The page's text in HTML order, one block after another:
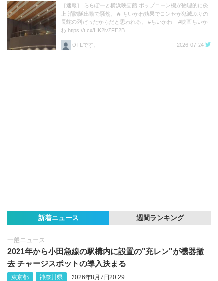
［速報］ ららぽーと横浜映画館 ポップコーン機が物理的に炎
上 消防隊出動で騒然。🔥 ちいかわ効果でコンセが鬼滅ぶりの
長蛇の列だったからだと思われる。 #ちいかわ #映画ちいか
わ https://t.co/HK2ivZFE2B
OTLです。 2026-07-24
新着ニュース 週間ランキング
一般ニュース
2021年から小田急線の駅構内に設置の"充レン"が機器撤
去 チャージスポットの導入決まる
東京都 神奈川県 2026年8月7日20:29